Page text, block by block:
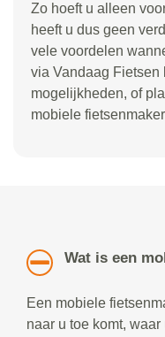
Zo hoeft u alleen
heeft u dus geen
vele voordelen
via Vandaag Fietsen
mogelijkheden, of
mobiele
Wat is een
Een mobiele
naar u toe komt,